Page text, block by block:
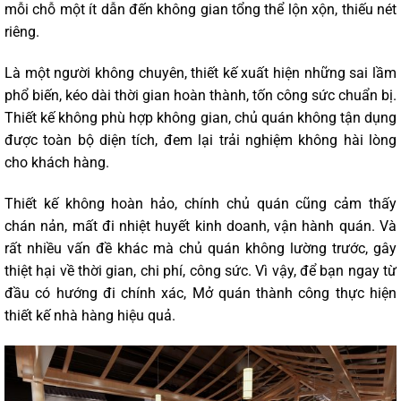
mỗi chỗ một ít dẫn đến không gian tổng thể lộn xộn, thiếu nét
riêng.
Là một người không chuyên, thiết kế xuất hiện những sai lầm
phổ biến, kéo dài thời gian hoàn thành, tốn công sức chuẩn bị.
Thiết kế không phù hợp không gian, chủ quán không tận dụng
được toàn bộ diện tích, đem lại trải nghiệm không hài lòng
cho khách hàng.
Thiết kế không hoàn hảo, chính chủ quán cũng cảm thấy
chán nản, mất đi nhiệt huyết kinh doanh, vận hành quán. Và
rất nhiều vấn đề khác mà chủ quán không lường trước, gây
thiệt hại về thời gian, chi phí, công sức. Vì vậy, để bạn ngay từ
đầu có hướng đi chính xác, Mở quán thành công thực hiện
thiết kế nhà hàng hiệu quả.